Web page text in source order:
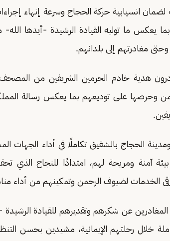
لضمان انسيابية حركة الحجاج وسرعة إنهاء
بما يعكس ما توليه القيادة الرشيدة -أيدها
وحتى مغادرتهم إلى بلدانهم.
هدية خادم الحرمين الشريفين من المصحف
وحرصها على توديعهم بما يعكس رسالة
الحجاج بالشقيق تكاملًا في أداء الجهات
بيئة آمنة ومريحة لهم، امتدادًا للنجاح
الخدمات لضيوف الرحمن وتمكينهم من أداء
عن شكرهم وتقديرهم للقيادة
خلال رحلتهم الإيمانية، مشيدين بحسن